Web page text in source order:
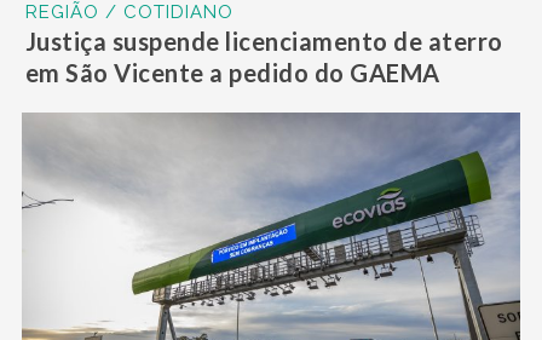
REGIÃO / COTIDIANO
Justiça suspende licenciamento de aterro
em São Vicente a pedido do GAEMA